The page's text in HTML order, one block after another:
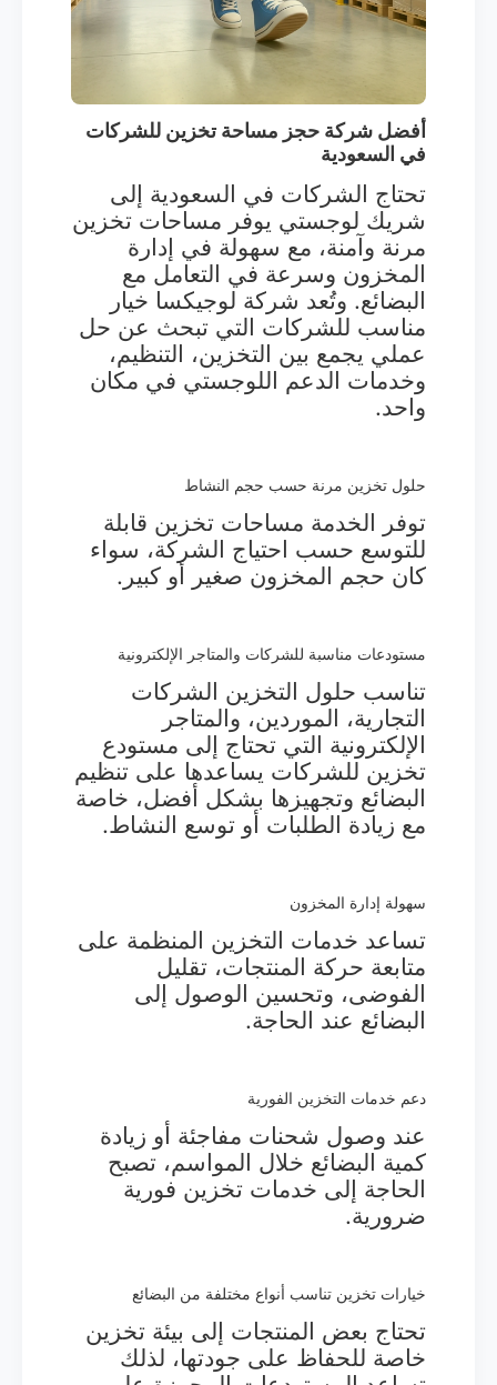
أفضل شركة حجز مساحة تخزين للشركات
في السعودية
تحتاج الشركات في السعودية إلى
شريك لوجستي يوفر مساحات تخزين
مرنة وآمنة، مع سهولة في إدارة
المخزون وسرعة في التعامل مع
البضائع. وتُعد شركة لوجيكسا خيار
مناسب للشركات التي تبحث عن حل
عملي يجمع بين التخزين، التنظيم،
وخدمات الدعم اللوجستي في مكان
واحد.
حلول تخزين مرنة حسب حجم النشاط
توفر الخدمة مساحات تخزين قابلة
للتوسع حسب احتياج الشركة، سواء
كان حجم المخزون صغير أو كبير.
مستودعات مناسبة للشركات والمتاجر الإلكترونية
تناسب حلول التخزين الشركات
التجارية، الموردين، والمتاجر
الإلكترونية التي تحتاج إلى مستودع
تخزين للشركات يساعدها على تنظيم
البضائع وتجهيزها بشكل أفضل، خاصة
مع زيادة الطلبات أو توسع النشاط.
سهولة إدارة المخزون
تساعد خدمات التخزين المنظمة على
متابعة حركة المنتجات، تقليل
الفوضى، وتحسين الوصول إلى
البضائع عند الحاجة.
دعم خدمات التخزين الفورية
عند وصول شحنات مفاجئة أو زيادة
كمية البضائع خلال المواسم، تصبح
الحاجة إلى خدمات تخزين فورية
ضرورية.
خيارات تخزين تناسب أنواع مختلفة من البضائع
تحتاج بعض المنتجات إلى بيئة تخزين
خاصة للحفاظ على جودتها، لذلك